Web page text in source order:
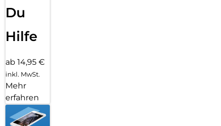
Du
Hilfe
ab 14,95 €
inkl. MwSt.
Mehr
erfahren